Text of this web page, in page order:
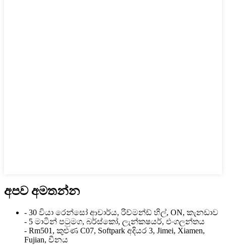
අපව අමතන්න
- 30 වියා රෙන්සෝ ආචාර්ය, රිච්මන්ඩ් හිල්, ON, කැනඩාව
- 5 මාටින් පටුමග, බර්ස්කෝ, ලැන්කෂයර්, එංගලන්තය
- Rm501, කුළුණ C07, Softpark අදියර 3, Jimei, Xiamen,
Fujian, චීනය